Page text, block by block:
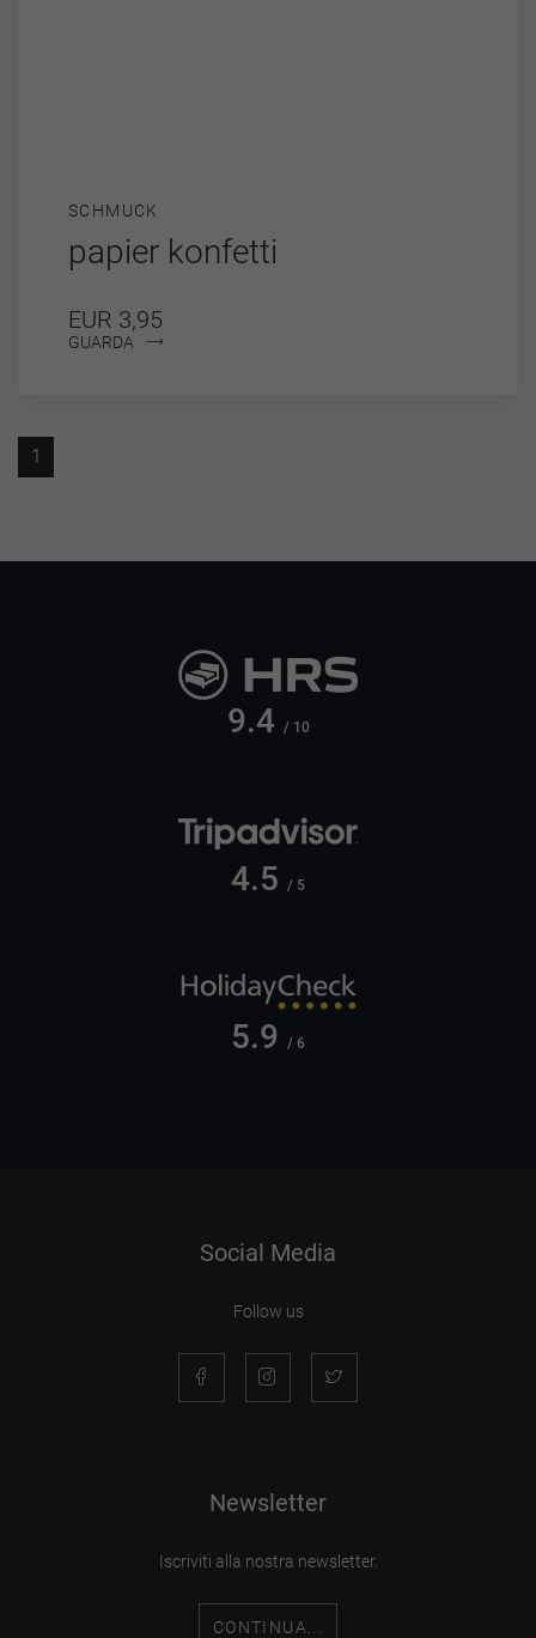
SCHMUCK
papier konfetti
EUR 3,95
GUARDA
1
9.4 / 10
4.5 / 5
5.9 / 6
Social Media
Follow us
Newsletter
Iscriviti alla nostra newsletter.
CONTINUA...